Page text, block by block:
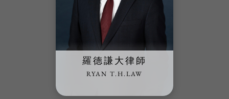
羅德謙大律師
RYAN T.H.LAW